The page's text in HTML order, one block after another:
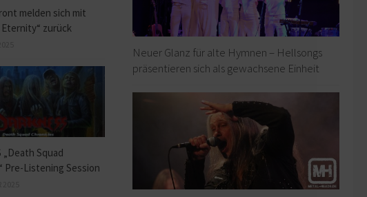
Neuer Glanz für alte Hymnen – Hellsongs
präsentieren sich als gewachsene Einheit
melden sich mit
Eternity“ zurück
„Death Squad
Pre-Listening Session